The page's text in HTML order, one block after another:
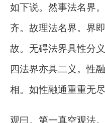
如下说。然事法名界
齐。故理法名界。界
故。无碍法界具性分
四法界亦具二义。性
相。如性融通重重无尽
观曰。第一真空观法